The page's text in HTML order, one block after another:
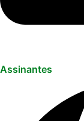
Assinantes